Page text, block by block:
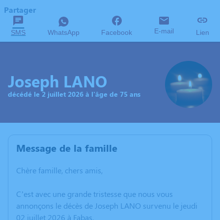
Partager
SMS WhatsApp Facebook E-mail Lien
Joseph LANO
décédé le 2 juillet 2026 à l'âge de 75 ans
Message de la famille
Chère famille, chers amis,
C’est avec une grande tristesse que nous vous
annonçons le décès de Joseph LANO survenu le jeudi
02 juillet 2026 à Fabas.